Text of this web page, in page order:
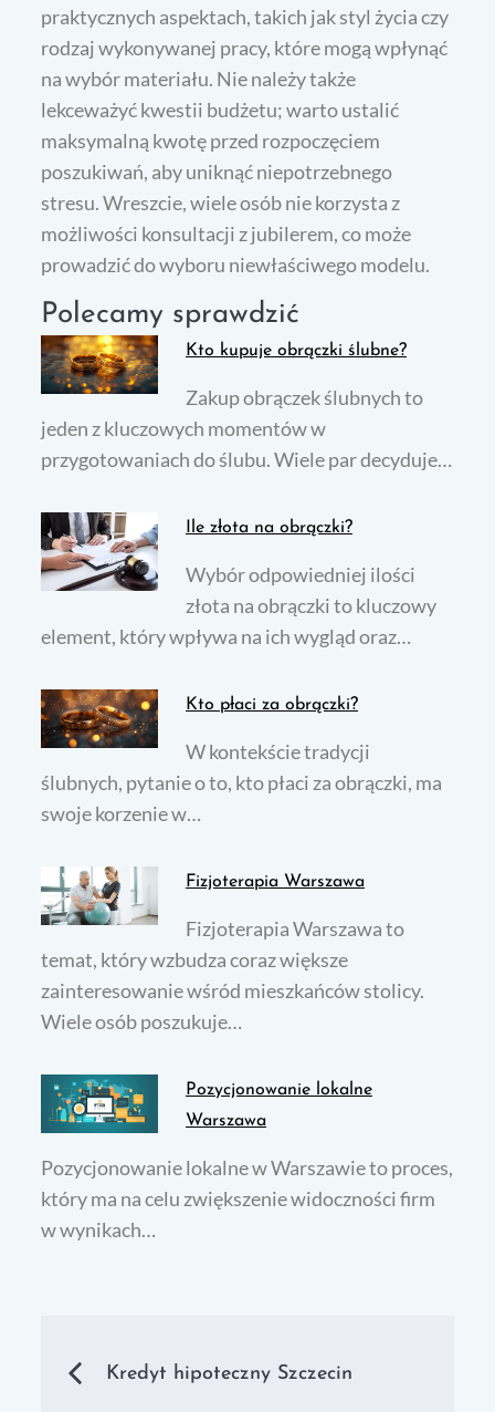
praktycznych aspektach, takich jak styl życia czy
rodzaj wykonywanej pracy, które mogą wpłynąć
na wybór materiału. Nie należy także
lekceważyć kwestii budżetu; warto ustalić
maksymalną kwotę przed rozpoczęciem
poszukiwań, aby uniknąć niepotrzebnego
stresu. Wreszcie, wiele osób nie korzysta z
możliwości konsultacji z jubilerem, co może
prowadzić do wyboru niewłaściwego modelu.
Polecamy sprawdzić
Kto kupuje obrączki ślubne?
Zakup obrączek ślubnych to
jeden z kluczowych momentów w
przygotowaniach do ślubu. Wiele par decyduje…
Ile złota na obrączki?
Wybór odpowiedniej ilości
złota na obrączki to kluczowy
element, który wpływa na ich wygląd oraz…
Kto płaci za obrączki?
W kontekście tradycji
ślubnych, pytanie o to, kto płaci za obrączki, ma
swoje korzenie w…
Fizjoterapia Warszawa
Fizjoterapia Warszawa to
temat, który wzbudza coraz większe
zainteresowanie wśród mieszkańców stolicy.
Wiele osób poszukuje…
Pozycjonowanie lokalne
Warszawa
Pozycjonowanie lokalne w Warszawie to proces,
który ma na celu zwiększenie widoczności firm
w wynikach…
Nawigacja
Kredyt hipoteczny Szczecin